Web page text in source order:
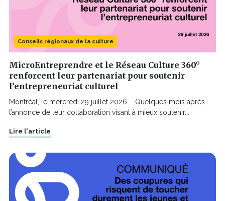
Conseils régionaux de la culture
MicroEntreprendre et le Réseau Culture 360°
renforcent leur partenariat pour soutenir
l’entrepreneuriat culturel
Montréal, le mercredi 29 juillet 2026 – Quelques mois après
l’annonce de leur collaboration visant à mieux soutenir...
Lire l'article